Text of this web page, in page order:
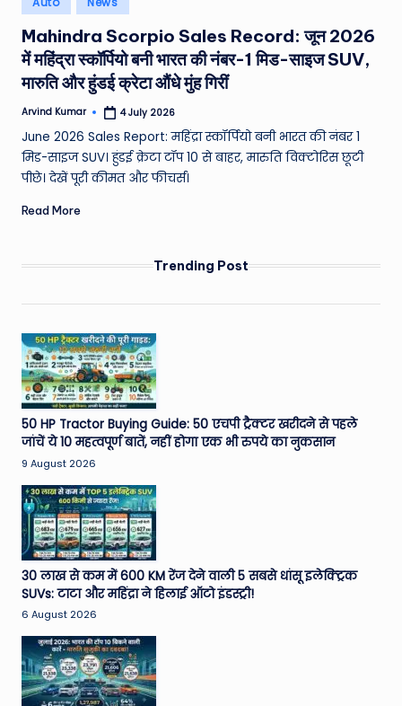
e
a
t
er
,
T
e
h
&
M
o
vi
e
N
e
w
s
A
ro
u
n
d
in
Mahindra Scorpio Sales Record: जून 2026
में महिंद्रा स्कॉर्पियो बनी भारत की नंबर-1 मिड-साइज SUV,
मारुति और हुंडई क्रेटा औंधे मुंह गिरीं
Posted
Arvind Kumar 4 July 2026
June 2026 Sales Report: महिंद्रा स्कॉर्पियो बनी भारत की नंबर 1
मिड-साइज SUV। हुंडई क्रेटा टॉप 10 से बाहर, मारुति विक्टोरिस छूटी
पीछे। देखें पूरी कीमत और फीचर्स।
Read More
Trending Post
50 HP Tractor Buying Guide: 50 एचपी ट्रैक्टर खरीदने से पहले
जांचें ये 10 महत्वपूर्ण बातें, नहीं होगा एक भी रुपये का नुकसान
9 August 2026
30 लाख से कम में 600 KM रेंज देने वाली 5 सबसे धांसू इलेक्ट्रिक
SUVs: टाटा और महिंद्रा ने हिलाई ऑटो इंडस्ट्री!
6 August 2026